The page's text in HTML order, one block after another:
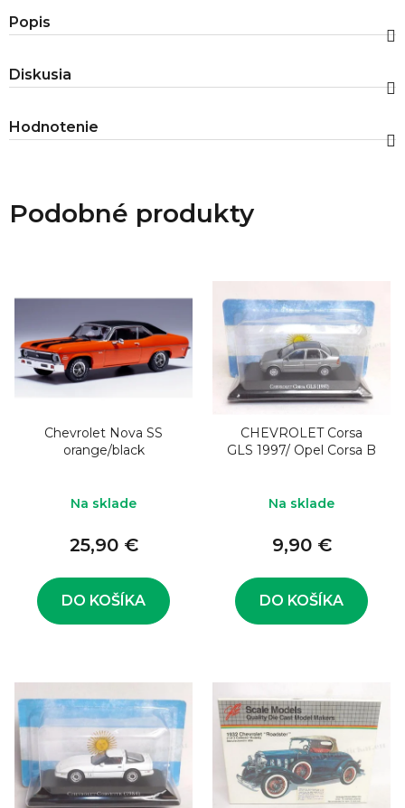
Popis
Diskusia
Hodnotenie
Podobné produkty
Chevrolet Nova SS
orange/black
Na sklade
25,90 €
DO KOŠÍKA
CHEVROLET Corsa
GLS 1997/ Opel Corsa B
Na sklade
9,90 €
DO KOŠÍKA